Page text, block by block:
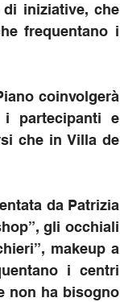
iniziative, che
frequentano i
coinvolgerà
i partecipanti e
che in Villa de
da Patrizia
gli occhiali
makeup a
i centri
non ha bisogno